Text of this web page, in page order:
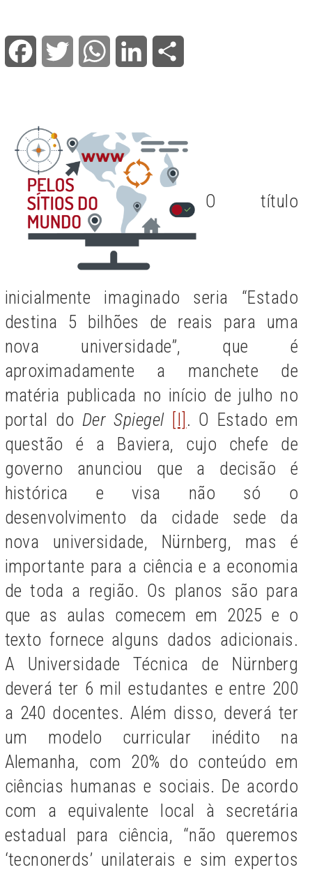
Facebook Twitter WhatsApp LinkedIn
O título
inicialmente imaginado seria “Estado
destina 5 bilhões de reais para uma
nova universidade”, que é
aproximadamente a manchete de
matéria publicada no início de julho no
portal do Der Spiegel [I] . O Estado em
questão é a Baviera, cujo chefe de
governo anunciou que a decisão é
histórica e visa não só o
desenvolvimento da cidade sede da
nova universidade, Nürnberg, mas é
importante para a ciência e a economia
de toda a região. Os planos são para
que as aulas comecem em 2025 e o
texto fornece alguns dados adicionais.
A Universidade Técnica de Nürnberg
deverá ter 6 mil estudantes e entre 200
a 240 docentes. Além disso, deverá ter
um modelo curricular inédito na
Alemanha, com 20% do conteúdo em
ciências humanas e sociais. De acordo
com a equivalente local à secretária
estadual para ciência, “não queremos
‘tecnonerds’ unilaterais e sim expertos